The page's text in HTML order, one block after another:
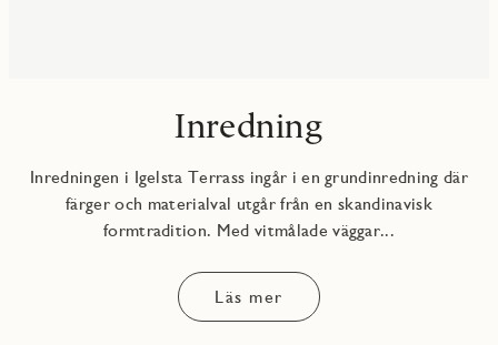
Inredning
Inredningen i Igelsta Terrass ingår i en grundinredning där
färger och materialval utgår från en skandinavisk
formtradition. Med vitmålade väggar...
Läs mer